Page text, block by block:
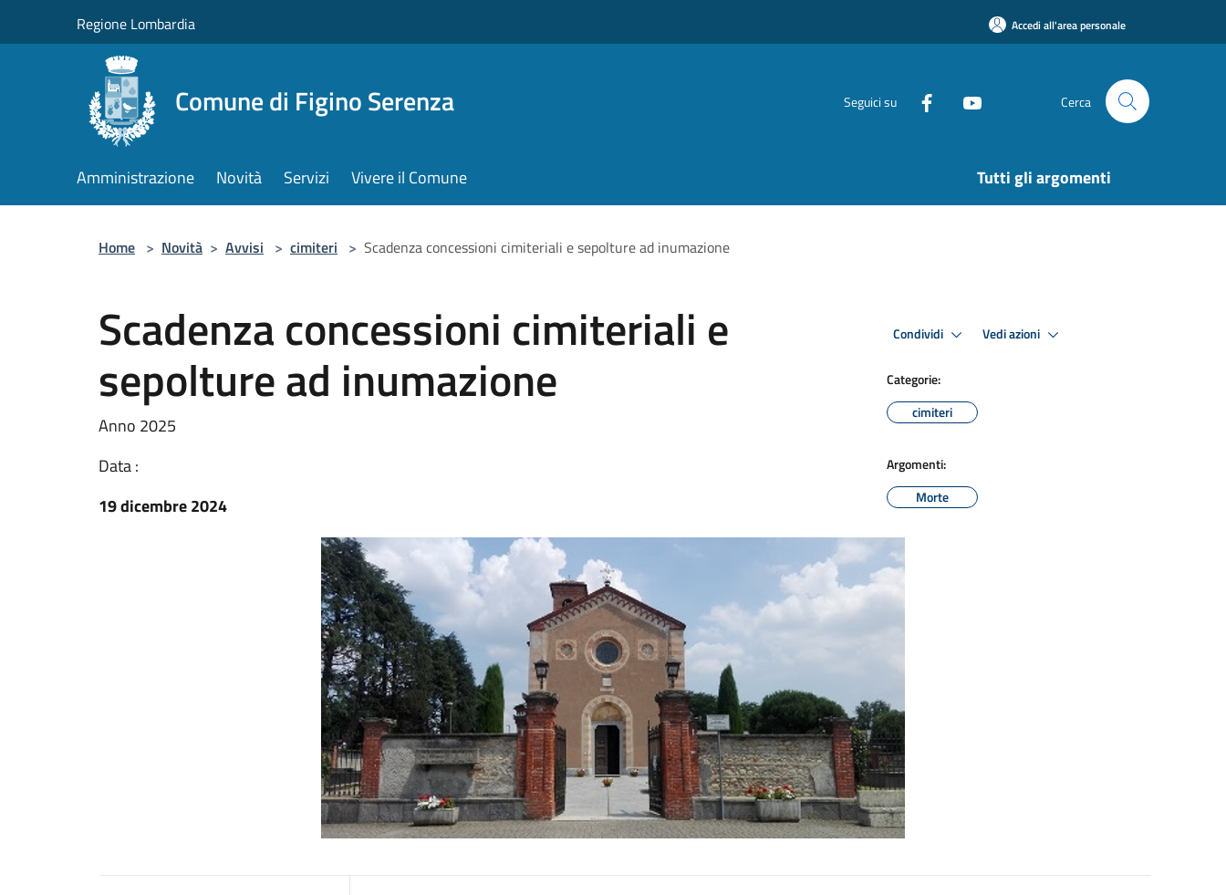
Regione Lombardia Accedi all'area personale
Comune di Figino Serenza Seguici su Cerca
Amministrazione Novità Servizi Vivere il Comune Tutti gli argomenti
Home > Novità > Avvisi > cimiteri > Scadenza concessioni cimiteriali e sepolture ad inumazione
Scadenza concessioni cimiteriali e
sepolture ad inumazione
Anno 2025
Data :
19 dicembre 2024
Condividi Vedi azioni
Categorie:
cimiteri
Argomenti:
Morte